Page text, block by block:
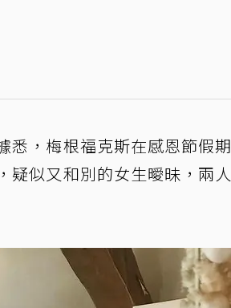
悉，梅根福克斯在感恩節假期
疑似又和別的女生曖昧，兩人